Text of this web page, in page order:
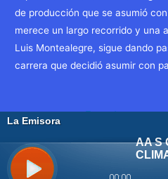
de producción que se asumió
merece un largo recorrido y una
Luis Montealegre, sigue dando
carrera que decidió asumir con
Navegación
de
entradas
←Entrada